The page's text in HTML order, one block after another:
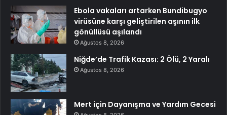
Ebola vakaları artarken Bundibugyo
virüsüne karşı geliştirilen aşının ilk
gönüllüsü aşılandı
Ağustos 8, 2026
Niğde’de Trafik Kazası: 2 Ölü, 2 Yaralı
Ağustos 8, 2026
Mert için Dayanışma ve Yardım Gecesi